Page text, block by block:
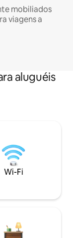
mobiliados
viagens a
aluguéis
Wi-Fi